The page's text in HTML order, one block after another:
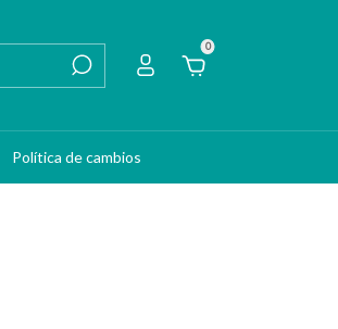
0
Política de cambios